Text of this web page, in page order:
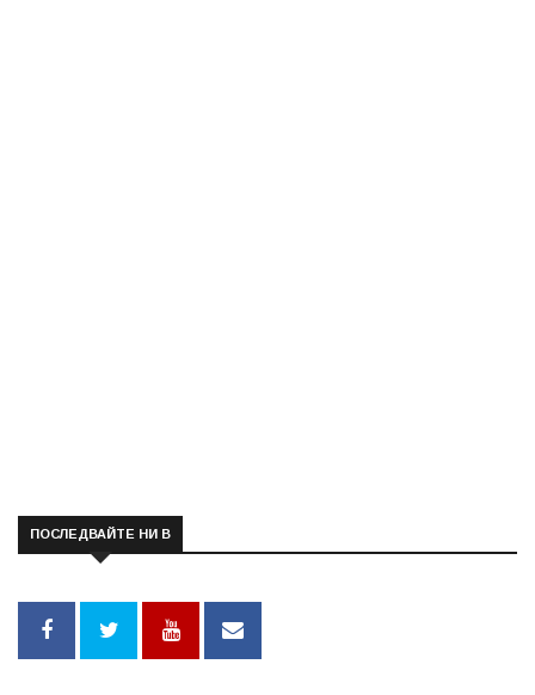
ПОСЛЕДВАЙТЕ НИ В